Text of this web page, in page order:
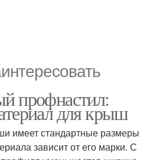
профнастил:
для крыш
имеет стандартные размеры
зависит от его марки. С